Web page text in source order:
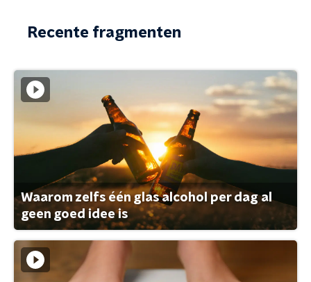
Recente fragmenten
Waarom zelfs één glas alcohol per dag al
geen goed idee is